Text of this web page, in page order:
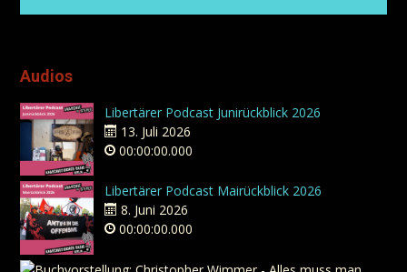
Audios
Libertärer Podcast Junirückblick 2026
13. Juli 2026
00:00:00.000
Libertärer Podcast Mairückblick 2026
8. Juni 2026
00:00:00.000